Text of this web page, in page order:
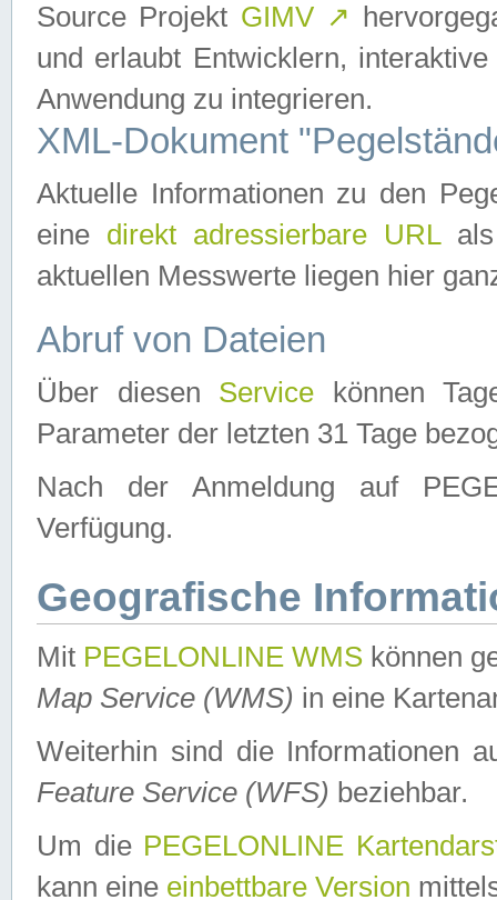
Source Projekt GIMV ↗
und erlaubt Entwicklern,
Anwendung zu integrieren.
XML-Dokument
Aktuelle Informationen zu den
eine direkt adressierbare URLals
aktuellen Messwerte liegen hier
Abruf von Dateien
Über diesen Service können
Parameter der letzten 31 Tage
Nach der Anmeldung auf
Verfügung.
Geografische
Mit PEGELONLINE WMS können
Map Service (WMS) in eine
Weiterhin sind die Informationen
Feature Service (WFS) beziehbar.
Um die PEGELONLINE
kann eine einbettbare Version